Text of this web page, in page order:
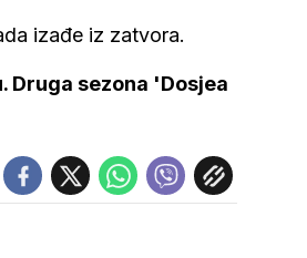
izađe iz zatvora.
Druga sezona 'Dosjea